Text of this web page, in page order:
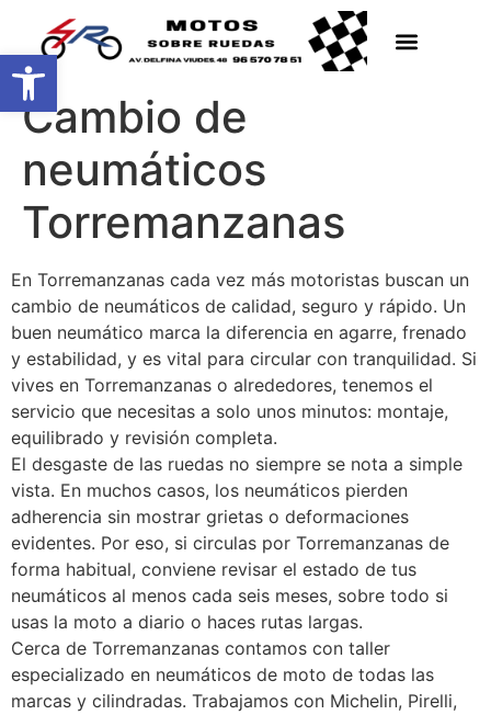
Abrir barra de herramientas
Cambio de
neumáticos
Torremanzanas
En Torremanzanas cada vez más motoristas buscan un
cambio de neumáticos de calidad, seguro y rápido. Un
buen neumático marca la diferencia en agarre, frenado
y estabilidad, y es vital para circular con tranquilidad. Si
vives en Torremanzanas o alrededores, tenemos el
servicio que necesitas a solo unos minutos: montaje,
equilibrado y revisión completa.
El desgaste de las ruedas no siempre se nota a simple
vista. En muchos casos, los neumáticos pierden
adherencia sin mostrar grietas o deformaciones
evidentes. Por eso, si circulas por Torremanzanas de
forma habitual, conviene revisar el estado de tus
neumáticos al menos cada seis meses, sobre todo si
usas la moto a diario o haces rutas largas.
Cerca de Torremanzanas contamos con taller
especializado en neumáticos de moto de todas las
marcas y cilindradas. Trabajamos con Michelin, Pirelli,